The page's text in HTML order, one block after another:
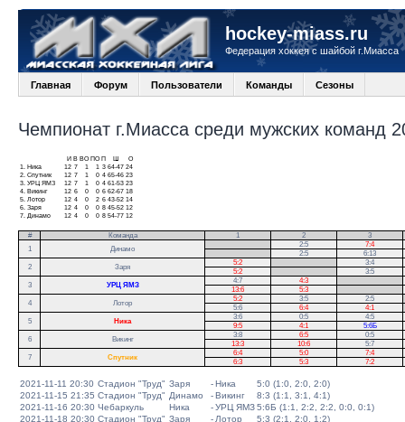
hockey-miass.ru
Федерация хоккея с шайбой г.Миасса
Главная Форум Пользователи Команды Сезоны
Чемпионат г.Миасса среди мужских команд
И В ВО ПО П
О
1.
Ника 12 7 1 1 3 64-47 24
2. Спутник 12 7 1 0 4 65-46 23
3. УРЦ ЯМЗ 12 7 1 0 4 61-53 23
4.
Викинг 12 6 0 0 6 62-67 18
5. Лотор 12 4 0 2 6 43-52 14
6. Заря 12 4 0 0 8 45-52 12
7.
Динамо 12 4 0 0 8 54-77 12
# Команда 1 2
3
1
Динамо
2:5
7:4
2:5
6:13
2
Заря
5:2
3:4
5:2
3:5
3
УРЦ ЯМЗ
4:7 4:3
13:6
5:3
4
Лотор
5:2 3:5 2:5
5:6
6:4 4:1
5
Ника
3:6 0:5
4:5
9:5
4:1
5:6Б
6
Викинг
3:8 6:5
0:5
13:3
10:6
5:7
7
Спутник
6:4 5:0
7:4
6:3
5:3 7:2
2021-11-11 20:30 Стадион "Труд" Заря -Ника
5:0 (1:0, 2:0, 2:0)
2021-11-15 21:35 Стадион "Труд" Динамо -Викинг
8:3 (1:1, 3:1, 4:1)
2021-11-16 20:30 Чебаркуль Ника -УРЦ ЯМЗ5:6Б (1:1, 2:2, 2:2, 0:0, 0:1)
2021-11-18 20:30 Стадион "Труд" Заря - Лотор
5:3 (2:1, 2:0, 1:2)